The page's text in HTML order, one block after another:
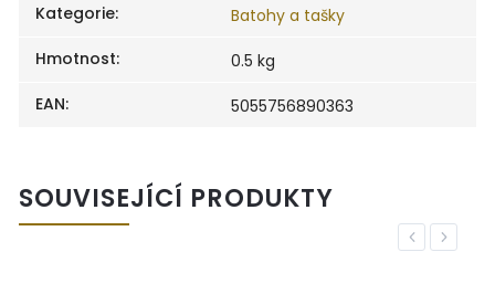
Kategorie:
Batohy a tašky
Hmotnost:
0.5 kg
EAN: 5055756890363
SOUVISEJÍCÍ PRODUKTY
Previous
Next